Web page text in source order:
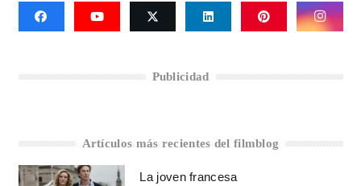
Publicidad
Artículos más recientes del filmblog
La joven francesa